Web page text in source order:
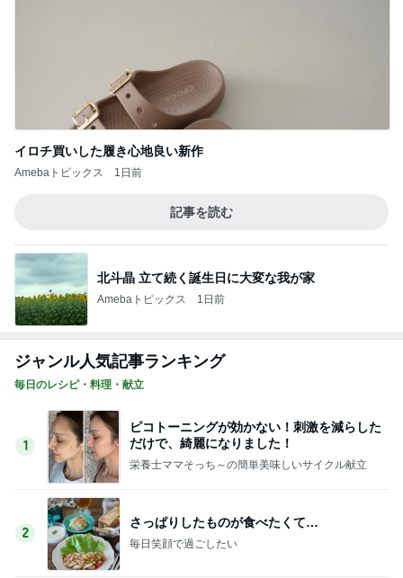
イロチ買いした履き心地良い新作
Amebaトピックス 1日前
記事を読む
北斗晶 立て続く誕生日に大変な我が家
Amebaトピックス 1日前
ジャンル人気記事ランキング
毎日のレシピ・料理・献立
1
ピコトーニングが効かない！刺激を減らした
だけで、綺麗になりました！
栄養士ママそっち～の簡単美味しいサイクル献立
2
さっぱりしたものが食べたくて…
毎日笑顔で過ごしたい